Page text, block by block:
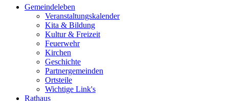
Gemeindeleben
Veranstaltungskalender
Kita & Bildung
Kultur & Freizeit
Feuerwehr
Kirchen
Geschichte
Partnergemeinden
Ortsteile
Wichtige Link's
Rathaus